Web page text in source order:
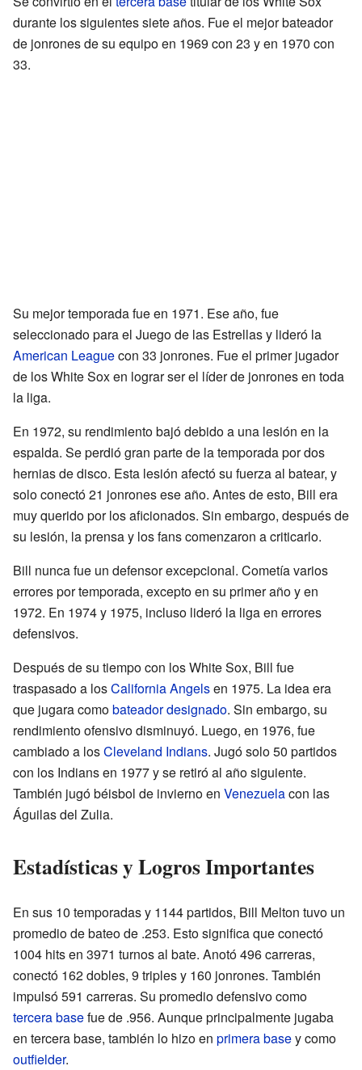
durante los siguientes siete años. Fue el mejor bateador
de jonrones de su equipo en 1969 con 23 y en 1970 con
33.
Su mejor temporada fue en 1971. Ese año, fue
seleccionado para el Juego de las Estrellas y lideró la
American Leaguecon 33 jonrones. Fue el primer jugador
de los White Sox en lograr ser el líder de jonrones en toda
la liga.
En 1972, su rendimiento bajó debido a una lesión en la
espalda. Se perdió gran parte de la temporada por dos
hernias de disco. Esta lesión afectó su fuerza al batear, y
solo conectó 21 jonrones ese año. Antes de esto, Bill era
muy querido por los aficionados. Sin embargo, después de
su lesión, la prensa y los fans comenzaron a criticarlo.
Bill nunca fue un defensor excepcional. Cometía varios
errores por temporada, excepto en su primer año y en
1972. En 1974 y 1975, incluso lideró la liga en errores
defensivos.
Después de su tiempo con los White Sox, Bill fue
traspasado a losCalifornia Angelsen 1975. La idea era
que jugara comobateador designado. Sin embargo, su
rendimiento ofensivo disminuyó. Luego, en 1976, fue
cambiado a losCleveland Indians. Jugó solo 50 partidos
con los Indians en 1977 y se retiró al año siguiente.
También jugó béisbol de invierno en Venezuelacon las
Águilas del Zulia.
Estadísticas y Logros Importantes
En sus 10 temporadas y 1144 partidos, Bill Melton tuvo un
promedio de bateo de .253. Esto significa que conectó
1004 hits en 3971 turnos al bate. Anotó 496 carreras,
conectó 162 dobles, 9 triples y 160 jonrones. También
impulsó 591 carreras. Su promedio defensivo como
tercera basefue de .956. Aunque principalmente jugaba
en tercera base, también lo hizo en primera basey como
outfielder.